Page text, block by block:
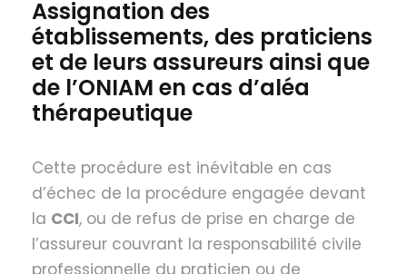
Assignation des
établissements, des praticiens
et de leurs assureurs ainsi que
de l’ONIAM en cas d’aléa
thérapeutique
Cette procédure est inévitable en cas
d’échec de la procédure engagée devant
la CCI, ou de refus de prise en charge de
l’assureur couvrant la responsabilité civile